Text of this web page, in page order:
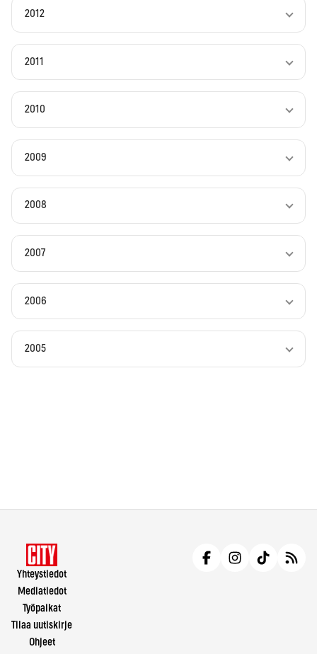
2012
2011
2010
2009
2008
2007
2006
2005
Yhteystiedot
Mediatiedot
Työpaikat
Tilaa uutiskirje
Ohjeet